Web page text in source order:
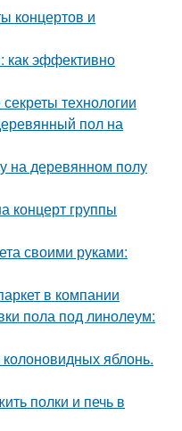
концертов и
как эффективно
технологии
пол на
на деревянном полу
концерт группы
своими руками:
в компании
пола под линолеум:
яблонь.
полки и печь в